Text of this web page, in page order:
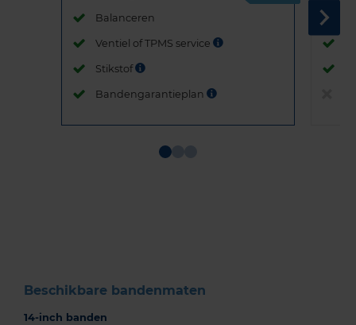
Balanceren
Ventiel of TPMS service
Stikstof
Bandengarantieplan
Beschikbare bandenmaten
14-inch banden